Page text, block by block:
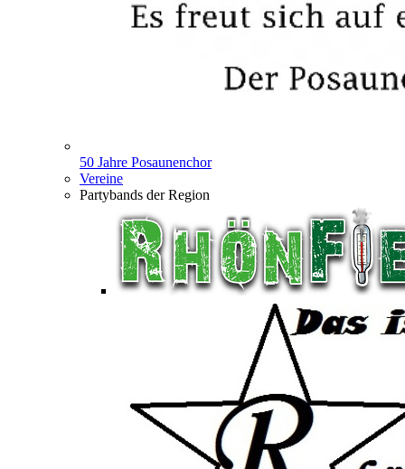
50 Jahre Posaunenchor
Vereine
Partybands der Region